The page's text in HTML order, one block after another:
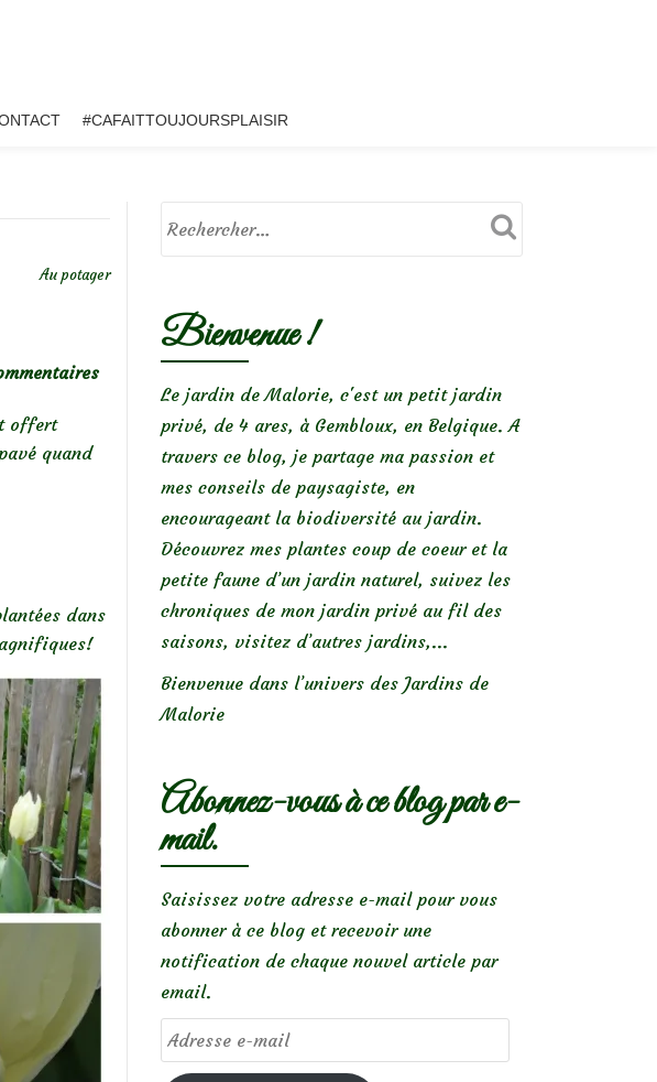
#CAFAITTOUJOURSPLAISIR
Au potager
offert
quand
dans
Bienvenue !
Le jardin de Malorie, c'est un petit jardin
privé, de 4 ares, à Gembloux, en Belgique. A
travers ce blog, je partage ma passion et
mes conseils de paysagiste, en
encourageant la biodiversité au jardin.
Découvrez mes plantes coup de coeur et la
petite faune d’un jardin naturel, suivez les
chroniques de mon jardin privé au fil des
saisons, visitez d’autres jardins,...
Bienvenue dans l’univers des Jardins de
Malorie
Abonnez-vous à ce blog par e-
mail.
Saisissez votre adresse e-mail pour vous
abonner à ce blog et recevoir une
notification de chaque nouvel article par
email.
Adresse
e-